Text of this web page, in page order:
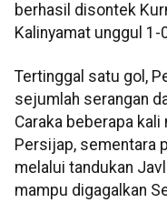
berhasil disontek
Kalinyamat unggul 1-
Tertinggal satu gol,
sejumlah serangan
Caraka beberapa
Persijap, sementara
melalui tandukan
mampu digagalkan